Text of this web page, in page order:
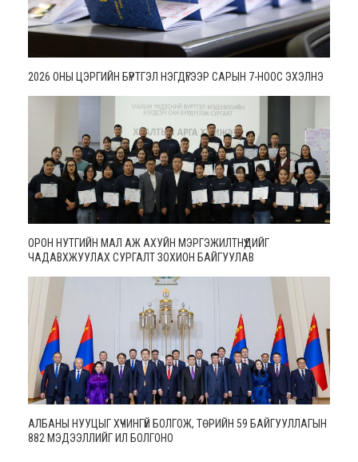
2026 ОНЫ ЦЭРГИЙН БҮРТГЭЛ НЭГДҮГЭЭР САРЫН 7-НООС ЭХЭЛНЭ
ОРОН НУТГИЙН МАЛ АЖ АХУЙН МЭРГЭЖИЛТНҮҮДИЙГ
ЧАДАВХЖУУЛАХ СУРГАЛТ ЗОХИОН БАЙГУУЛАВ
АЛБАНЫ НУУЦЫГ ХҮЧИНГҮЙ БОЛГОЖ, ТӨРИЙН 59 БАЙГУУЛЛАГЫН
882 МЭДЭЭЛЛИЙГ ИЛ БОЛГОНО